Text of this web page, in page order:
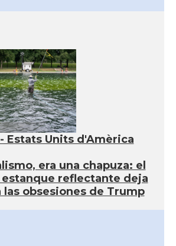
Estats Units d'Amèrica
era una chapuza: el
reflectante deja
obsesiones de Trump